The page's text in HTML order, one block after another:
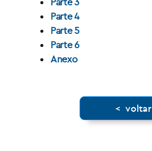
Parte 4
Parte 5
Parte 6
Anexo
< voltar